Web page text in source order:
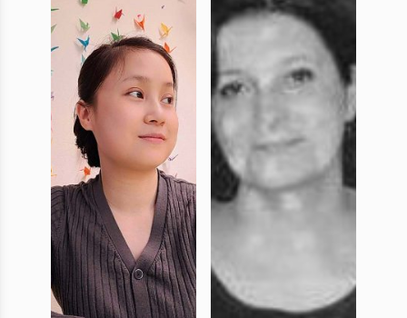
Docteure
Docteure en
langues et
littératures
anciennes